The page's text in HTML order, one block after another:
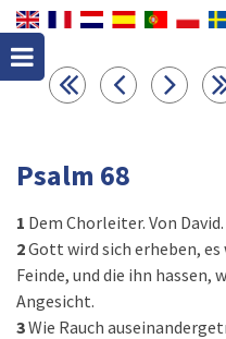
Psalm 68
1 Dem Chorleiter. Von
2Gott wird sich erheben,
Feinde, und die ihn hassen,
Angesicht.
3Wie Rauch